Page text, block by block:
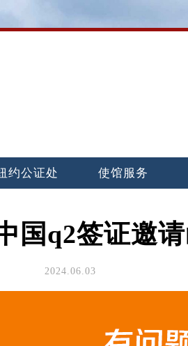
约公证处 使馆服务
国q2签证邀
2024.06.03